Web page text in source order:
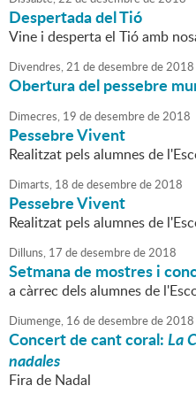
Despertada del Tió
Vine i desperta el Tió amb
Divendres,21 dedesembrede2018
Obertura del pessebre
Dimecres, 19 dedesembrede2018
Pessebre Vivent
Realitzat pels alumnes de
Dimarts, 18 dedesembrede2018
Pessebre Vivent
Realitzat pels alumnes de
Dilluns, 17 dedesembrede2018
Setmana de mostres i
a càrrec dels alumnes de
Diumenge, 16 dedesembrede2018
Concert de cant coral:La
nadales
Fira de Nadal